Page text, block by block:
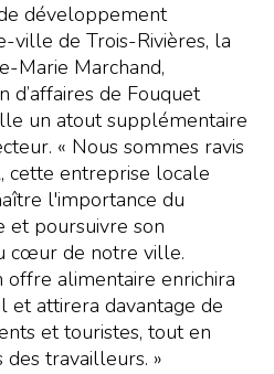
développement
ville de Trois-Rivières, la
Marie Marchand,
d’affaires de Fouquet
un atout supplémentaire
« Nous sommes ravis
cette entreprise locale
l'importance du
et poursuivre son
cœur de notre ville.
offre alimentaire enrichira
et attirera davantage de
et touristes, tout en
travailleurs. »